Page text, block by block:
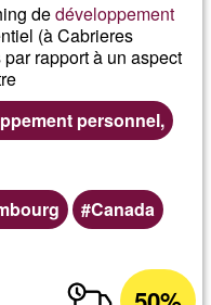
dedéveloppement
(à Cabrieres
rapport à un aspect
personnel,
Canada